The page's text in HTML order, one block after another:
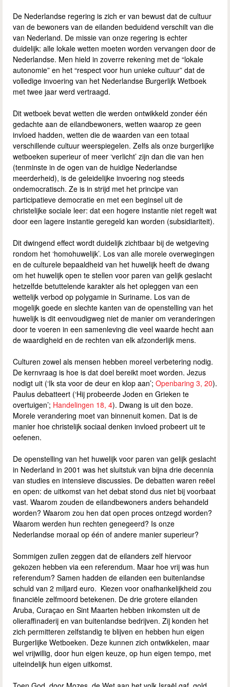
De Nederlandse regering is zich er van bewust dat de cultuur
van de bewoners van de eilanden beduidend verschilt van die
van Nederland. De missie van onze regering is echter
duidelijk: alle lokale wetten moeten worden vervangen door de
Nederlandse. Men hield in zoverre rekening met de “lokale
autonomie” en het “respect voor hun unieke cultuur” dat de
volledige invoering van het Nederlandse Burgerlijk Wetboek
met twee jaar werd vertraagd.
Dit wetboek bevat wetten die werden ontwikkeld zonder één
gedachte aan de eilandbewoners, wetten waarop ze geen
invloed hadden, wetten die de waarden van een totaal
verschillende cultuur weerspiegelen. Zelfs als onze burgerlijke
wetboeken superieur of meer ‘verlicht’ zijn dan die van hen
(tenminste in de ogen van de huidige Nederlandse
meerderheid), is de geleidelijke invoering nog steeds
ondemocratisch. Ze is in strijd met het principe van
participatieve democratie en met een beginsel uit de
christelijke sociale leer: dat een hogere instantie niet regelt wat
door een lagere instantie geregeld kan worden (subsidiariteit).
Dit dwingend effect wordt duidelijk zichtbaar bij de wetgeving
rondom het ‘homohuwelijk’. Los van alle morele overwegingen
en de culturele bepaaldheid van het huwelijk heeft de dwang
om het huwelijk open te stellen voor paren van gelijk geslacht
hetzelfde betuttelende karakter als het opleggen van een
wettelijk verbod op polygamie in Suriname. Los van de
mogelijk goede en slechte kanten van de openstelling van het
huwelijk is dit eenvoudigweg niet de manier om veranderingen
door te voeren in een samenleving die veel waarde hecht aan
de waardigheid en de rechten van elk afzonderlijk mens.
Culturen zowel als mensen hebben moreel verbetering nodig.
De kernvraag is hoe is dat doel bereikt moet worden. Jezus
nodigt uit (‘Ik sta voor de deur en klop aan’; Openbaring 3, 20).
Paulus debatteert (‘Hij probeerde Joden en Grieken te
overtuigen’; Handelingen 18, 4). Dwang is uit den boze.
Morele verandering moet van binnenuit komen. Dat is de
manier hoe christelijk sociaal denken invloed probeert uit te
oefenen.
De openstelling van het huwelijk voor paren van gelijk geslacht
in Nederland in 2001 was het sluitstuk van bijna drie decennia
van studies en intensieve discussies. De debatten waren reëel
en open: de uitkomst van het debat stond dus niet bij voorbaat
vast. Waarom zouden de eilandbewoners anders behandeld
worden? Waarom zou hen dat open proces ontzegd worden?
Waarom werden hun rechten genegeerd? Is onze
Nederlandse moraal op één of andere manier superieur?
Sommigen zullen zeggen dat de eilanders zelf hiervoor
gekozen hebben via een referendum. Maar hoe vrij was hun
referendum? Samen hadden de eilanden een buitenlandse
schuld van 2 miljard euro. Kiezen voor onafhankelijkheid zou
financiële zelfmoord betekenen. De drie grotere eilanden
Aruba, Curaçao en Sint Maarten hebben inkomsten uit de
olieraffinaderij en van buitenlandse bedrijven. Zij konden het
zich permitteren zelfstandig te blijven en hebben hun eigen
Burgerlijke Wetboeken. Deze kunnen zich ontwikkelen, maar
wel vrijwillig, door hun eigen keuze, op hun eigen tempo, met
uiteindelijk hun eigen uitkomst.